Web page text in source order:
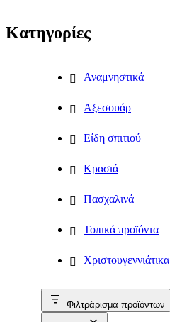
Κατηγορίες
Αναμνηστικά
Αξεσουάρ
Είδη σπιτιού
Κρασιά
Πασχαλινά
Τοπικά προϊόντα
Χριστουγεννιάτικα
Φιλτράρισμα προϊόντων